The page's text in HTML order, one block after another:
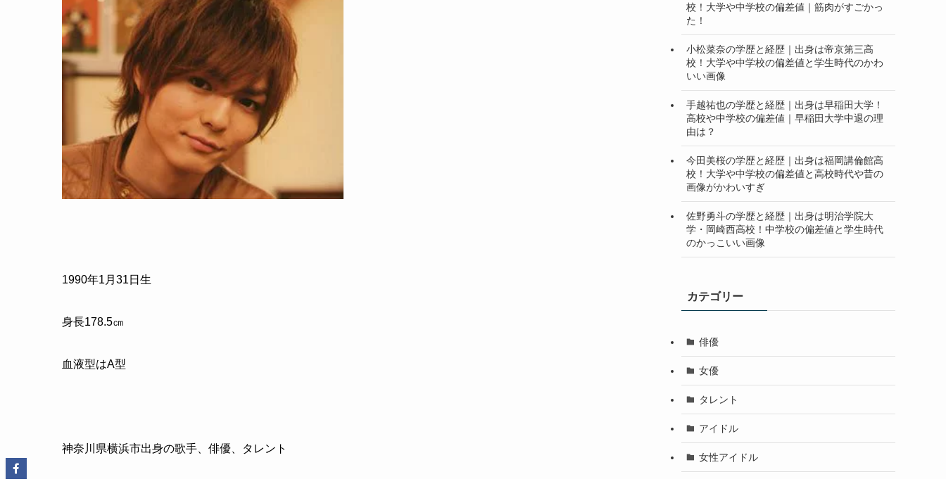
1990年1 月 31 日生
身長178.5㎝
血液型はA型
神奈川県横浜市出身の歌手、俳優、タレント
校！大学や中学校の偏差値｜筋肉がすごかっ
た！
小松菜奈の学歴と経歴｜出身は帝京第三高
校！大学や中学校の偏差値と学生時代のかわ
いい画像
手越祐也の学歴と経歴｜出身は早稲田大学！
高校や中学校の偏差値｜早稲田大学中退の理
由は？
今田美桜の学歴と経歴｜出身は福岡講倫館高
校！大学や中学校の偏差値と高校時代や昔の
画像がかわいすぎ
佐野勇斗の学歴と経歴｜出身は明治学院大
学・岡崎西高校！中学校の偏差値と学生時代
のかっこいい画像
カテゴリー
俳優
女優
タレント
アイドル
女性アイドル